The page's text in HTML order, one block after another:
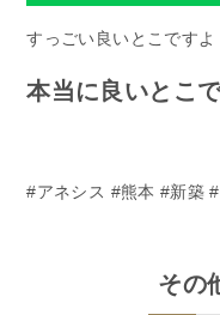
すっごい良いとこですよ
本当に良いとこで
#アネシス #熊本 #新築
その